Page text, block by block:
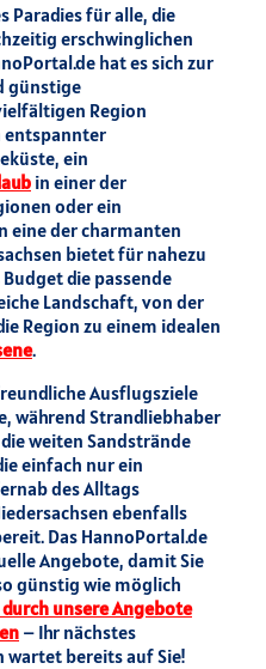
Paradies für alle, die
erschwinglichen
hat es sich zur
günstige
Region
entspannter
ein
in einer der
oder ein
eine der charmanten
bietet für nahezu
die passende
Landschaft, von der
Region zu einem idealen
.
Ausflugsziele
während Strandliebhaber
weiten Sandstrände
einfach nur ein
des Alltags
ebenfalls
Das HannoPortal.de
Angebote, damit Sie
günstig wie möglich
unsere Angebote
– Ihr nächstes
wartet bereits auf Sie!